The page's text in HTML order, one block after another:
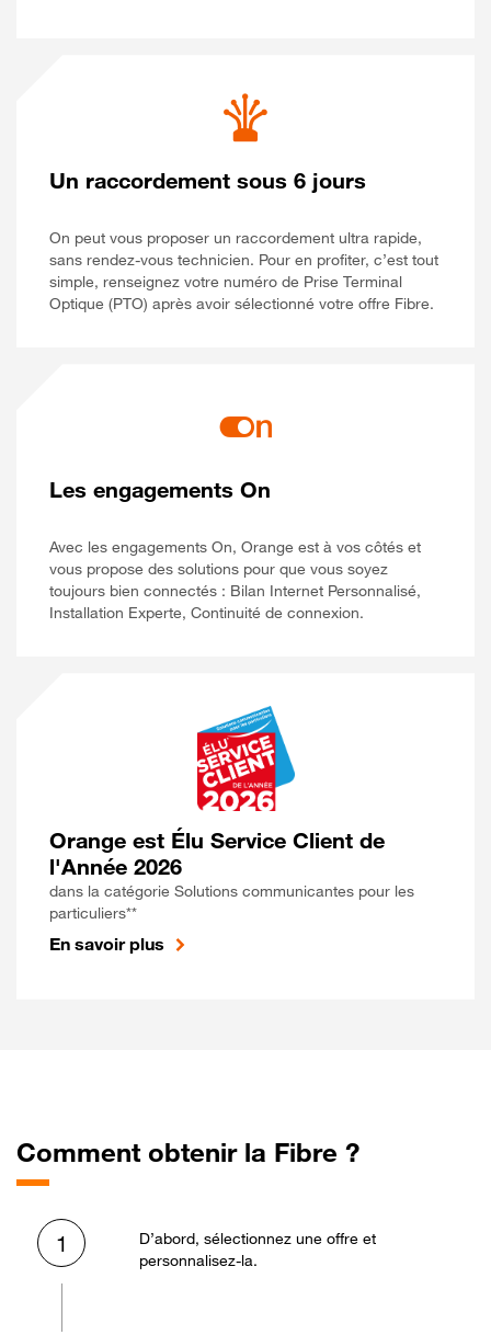
Un raccordement sous 6 jours
On peut vous proposer un raccordement ultra rapide,
sans rendez-vous technicien. Pour en profiter, c’est tout
simple, renseignez votre numéro de Prise Terminal
Optique (PTO) après avoir sélectionné votre offre Fibre.
Les engagements On
Avec les engagements On, Orange est à vos côtés et
vous propose des solutions pour que vous soyez
toujours bien connectés : Bilan Internet Personnalisé,
Installation Experte, Continuité de connexion.
Orange est Élu Service Client de
l'Année 2026
dans la catégorie Solutions communicantes pour les
particuliers**
En savoir plus
Comment obtenir la Fibre ?
1
D’abord, sélectionnez une offre et
personnalisez-la.